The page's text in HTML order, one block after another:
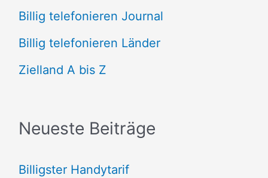
e
n
n
h
Billig telefonieren Journal
Billig telefonieren Länder
Zielland A bis Z
Neueste Beiträge
Billigster Handytarif